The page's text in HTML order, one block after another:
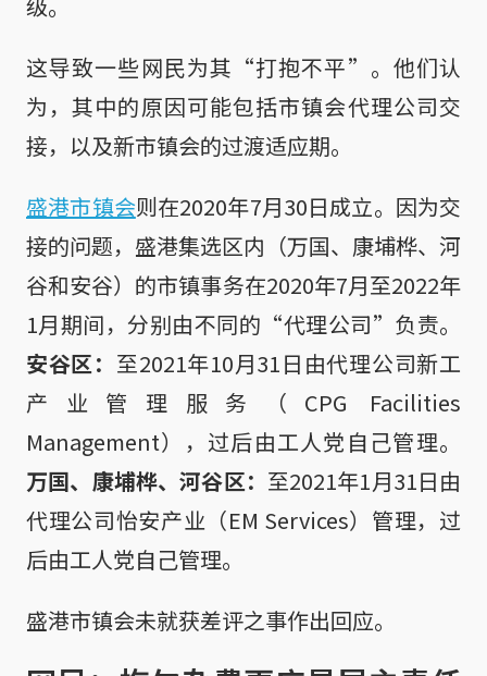
这导致一些网民为其“打抱不平”。他们认
为，其中的原因可能包括市镇会代理公司交
接，以及新市镇会的过渡适应期。
盛港市镇会则在2020年7月30日成立。因为交
接的问题，盛港集选区内（万国、康埔桦、河
谷和安谷）的市镇事务在2020年7月至2022年
1月期间，分别由不同的“代理公司”负责。
安谷区： 至2021年10月31日由代理公司新工
产业管理服务（CPG Facilities
Management），过后由工人党自己管理。
万国、康埔桦、河谷区： 至2021年1月31日由
代理公司怡安产业（EM Services）管理，过
后由工人党自己管理。
盛港市镇会未就获差评之事作出回应。